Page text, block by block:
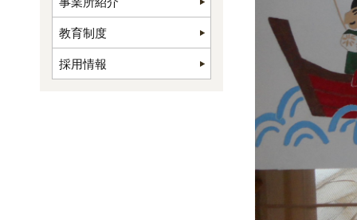
教育制度
採用情報